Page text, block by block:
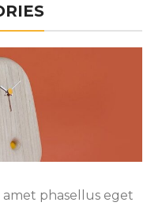
phasellus eget